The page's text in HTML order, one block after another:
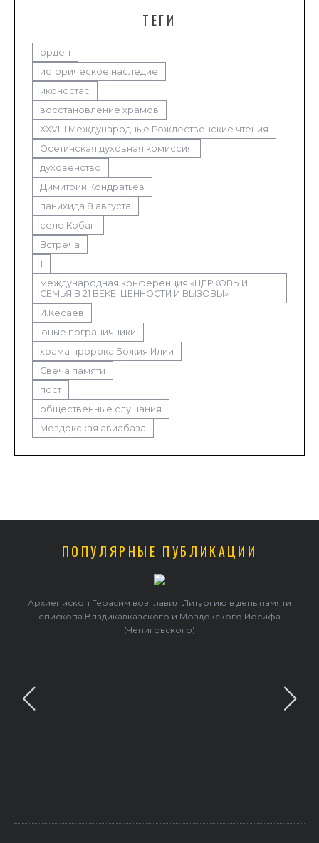
ТЕГИ
орден
историческое наследие
иконостас
восстановление храмов
XXVIIII Международные Рождественские чтения
Осетинская духовная комиссия
духовенство
Димитрий Кондратьев
панихида 8 августа
село Кобан
Встреча
1
международная конференция «ЦЕРКОВЬ И
СЕМЬЯ В 21 ВЕКЕ. ЦЕННОСТИ И ВЫЗОВЫ»
И.Кесаев
юные пограничники
храма пророка Божия Илии
Свеча памяти
пост
общественные слушания
Моздокская авиабаза
ПОПУЛЯРНЫЕ ПУБЛИКАЦИИ
Архиепископ Герасим возглавил Литургию в день памяти
епископа Владикавказского и Моздокского Иосифа
(Чепиговского)